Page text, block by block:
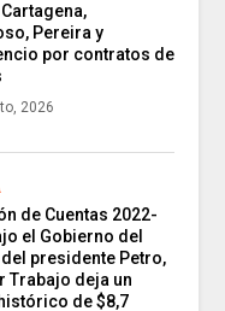
Pereira y
por contratos de
2026
de Cuentas 2022-
el Gobierno del
presidente Petro,
Trabajo deja un
de $8,7